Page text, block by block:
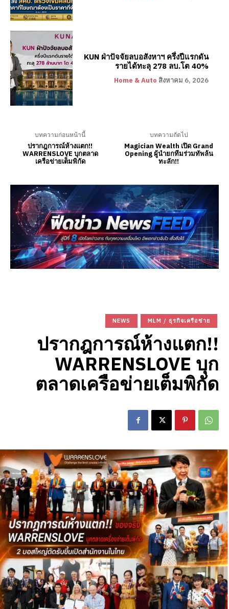
KUN ฝ่าปัจจัยลบอสังหาฯ ครึ่งปีแรกดัน
รายได้ทะลุ 278 ลบ.โต 40%
Home & Auto สิงหาคม 6, 2026
บทความก่อนหน้านี้
ปรากฎการณ์ห้างแตก!!
WARRENSLOVE บุกตลาด
เครือข่ายเต็มพิกัด
บทความถัดไป
Magician Wealth เปิด Grand
Opening ผู้นำยกทีมร่วมทัพล้น
ทะลัก!!